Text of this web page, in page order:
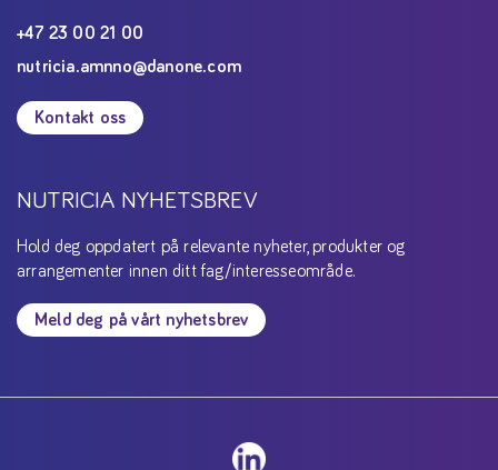
+47 23 00 21 00
nutricia.amnno@danone.com
Kontakt oss
NUTRICIA NYHETSBREV
Hold deg oppdatert på relevante nyheter, produkter og
arrangementer innen ditt fag/interesseområde.
Meld deg på vårt nyhetsbrev